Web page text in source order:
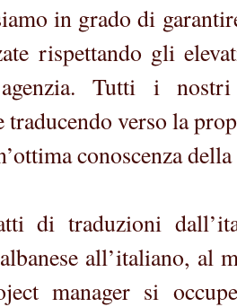
in grado di
rispettando gli
Tutti i
traducendo verso la
conoscenza
di traduzioni
all’italiano, al
manager si